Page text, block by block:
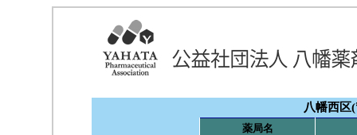
八幡西区
薬局名